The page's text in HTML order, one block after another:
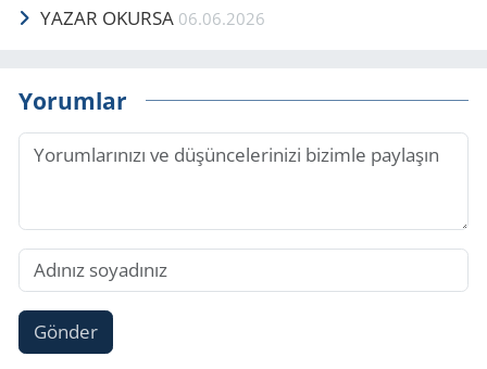
YAZAR OKURSA 06.06.2026
Yorumlar
Gönder